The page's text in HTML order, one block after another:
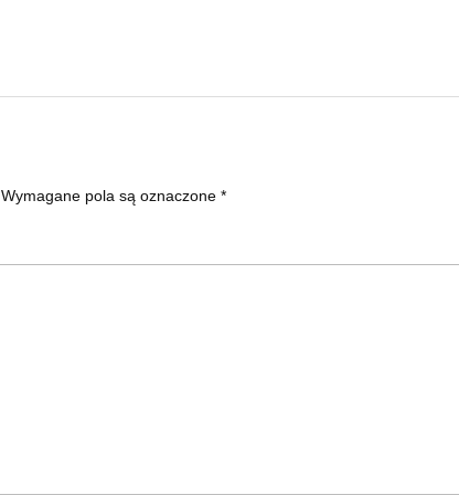
Wymagane pola są oznaczone *